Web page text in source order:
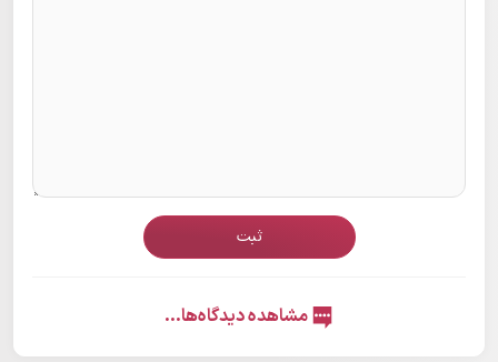
ثبت
مشاهده دیدگاه‌ها...